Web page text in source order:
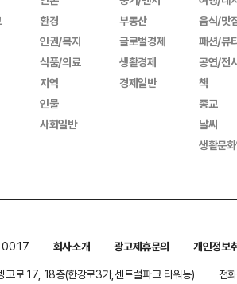
환경
인권/복지
식품/의료
지역
인물
사회일반
부동산
글로벌경제
생활경제
경제일반
음식/맛
패션/뷰
공연/전
책
종교
날씨
생활문
회사소개 광고제휴문의
개인정보
고로 17, 18층(한강로3가,센트럴파크 타워동)
전